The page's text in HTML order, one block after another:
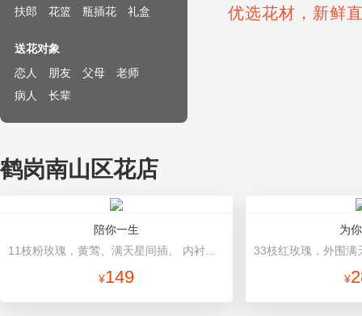
优选花材，新鲜
扶郎
花篮 瓶插花 礼盒
送花对象
恋人
朋友 父母
老师
病人
长辈
鹤岗南山区花店
陪你一生
¥149
为
¥